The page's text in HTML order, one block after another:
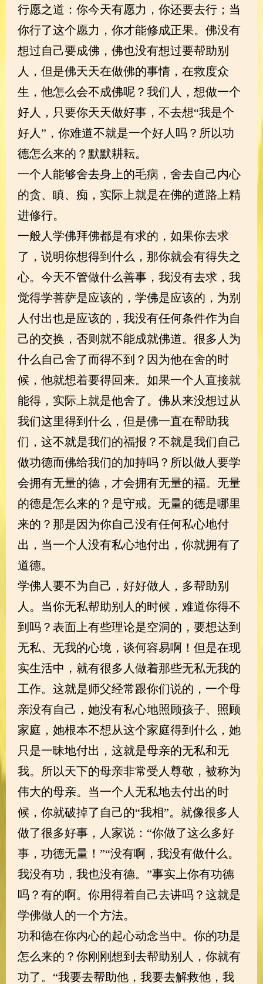
行愿之道：你今天有愿力，你还要去行；当
你行了这个愿力，你才能修成正果。佛没有
想过自己要成佛，佛也没有想过要帮助别
人，但是佛天天在做佛的事情，在救度众
生，他怎么会不成佛呢？我们人，想做一个
好人，只要你天天做好事，不去想“我是个
好人”，你难道不就是一个好人吗？所以功
德怎么来的？默默耕耘。
一个人能够舍去身上的毛病，舍去自己内心
的贪、瞋、痴，实际上就是在佛的道路上精
进修行。
一般人学佛拜佛都是有求的，如果你去求
了，说明你想得到什么，那你就会有得失之
心。今天不管做什么善事，我没有去求，我
觉得学菩萨是应该的，学佛是应该的，为别
人付出也是应该的，我没有任何条件作为自
己的交换，否则就不能成就佛道。很多人为
什么自己舍了而得不到？因为他在舍的时
候，他就想着要得回来。如果一个人直接就
能得，实际上就是他舍了。佛从来没想过从
我们这里得到什么，但是佛一直在帮助我
们，这不就是我们的福报？不就是我们自己
做功德而佛给我们的加持吗？所以做人要学
会拥有无量的德，才会拥有无量的福。无量
的德是怎么来的？是守戒。无量的德是哪里
来的？那是因为你自己没有任何私心地付
出，当一个人没有私心地付出，你就拥有了
道德。
学佛人要不为自己，好好做人，多帮助别
人。当你无私帮助别人的时候，难道你得不
到吗？表面上有些理论是空洞的，要想达到
无私、无我的心境，谈何容易啊！但是在现
实生活中，就有很多人做着那些无私无我的
工作。这就是师父经常跟你们说的，一个母
亲没有自己，她没有私心地照顾孩子、照顾
家庭，她根本不想从这个家庭得到什么，她
只是一昧地付出，这就是母亲的无私和无
我。所以天下的母亲非常受人尊敬，被称为
伟大的母亲。当一个人无私地去付出的时
候，你就破掉了自己的“我相”。就像很多人
做了很多好事，人家说：“你做了这么多好
事，功德无量！”“没有啊，我没有做什么。
我没有功，我也没有德。”事实上你有功德
吗？有的啊。你用得着自己去讲吗？这就是
学佛做人的一个方法。
功和德在你内心的起心动念当中。你的功是
怎么来的？你刚刚想到去帮助别人，你就有
功了。“我要去帮助他，我要去解救他，我